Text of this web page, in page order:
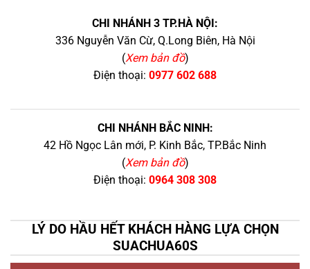
CHI NHÁNH 3 TP.HÀ NỘI:
336 Nguyễn Văn Cừ, Q.Long Biên, Hà Nội
(Xem bản đồ)
Điện thoại: 0977 602 688
CHI NHÁNH BẮC NINH:
42 Hồ Ngọc Lân mới, P. Kinh Bắc, TP.Bắc Ninh
(Xem bản đồ)
Điện thoại: 0964 308 308
LÝ DO HẦU HẾT KHÁCH HÀNG LỰA CHỌN
SUACHUA60S